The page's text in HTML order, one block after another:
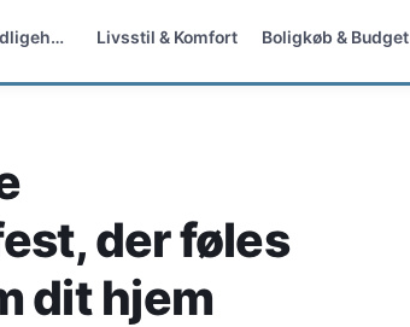
Hjemmets Vedligehold Livsstil & Komfort Boligkøb & Budget
der føles
dit hjem